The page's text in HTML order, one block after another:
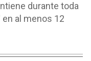
durante toda
en al menos 12